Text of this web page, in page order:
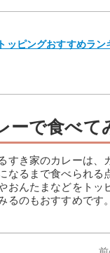
ッピングおすすめラン
ーで食べて
すき家のカレーは
なるまで食べられ
おんたまなどをト
るのもおすすめです。